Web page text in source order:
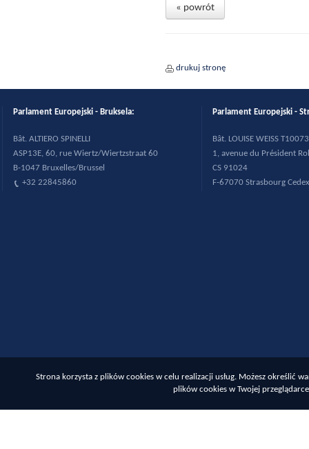
« powrót
drukuj stronę
Strona korzysta z plików cookies w celu realizacji usług. Możesz określić
plików cookies w Twojej
Parlament Europejski - Bruksela:
Bât. ALTIERO SPINELLI
ASP13E, 60, rue Wiertz/Wiertzstraat 60
B-1047 Bruxelles/Brussel
+32 22845860
Parlament Europejski -
Bât. LOUISE WEISS T10073
1, avenue du Président
CS 91024
F-67070 Strasbourg Cedex